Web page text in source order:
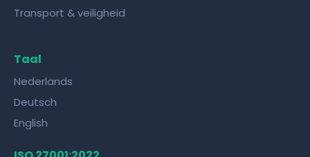
Transport & veiligheid
Taal
Nederlands
Deutsch
English